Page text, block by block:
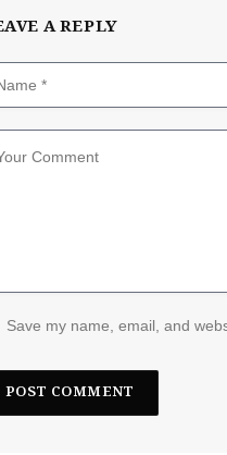
A REPLY
Save my name, email, and